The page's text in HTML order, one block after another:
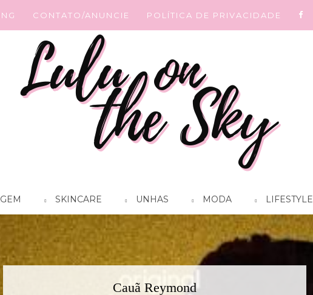
CONTATO/ANUNCIE POLÍTICA DE PRIVACIDADE
SKINCARE UNHAS MODA LIFESTYLE
Aquileia BioControl